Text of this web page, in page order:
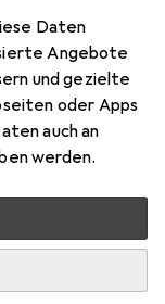
Daten
Angebote
und gezielte
oder Apps
auch an
werden.
RS PRO